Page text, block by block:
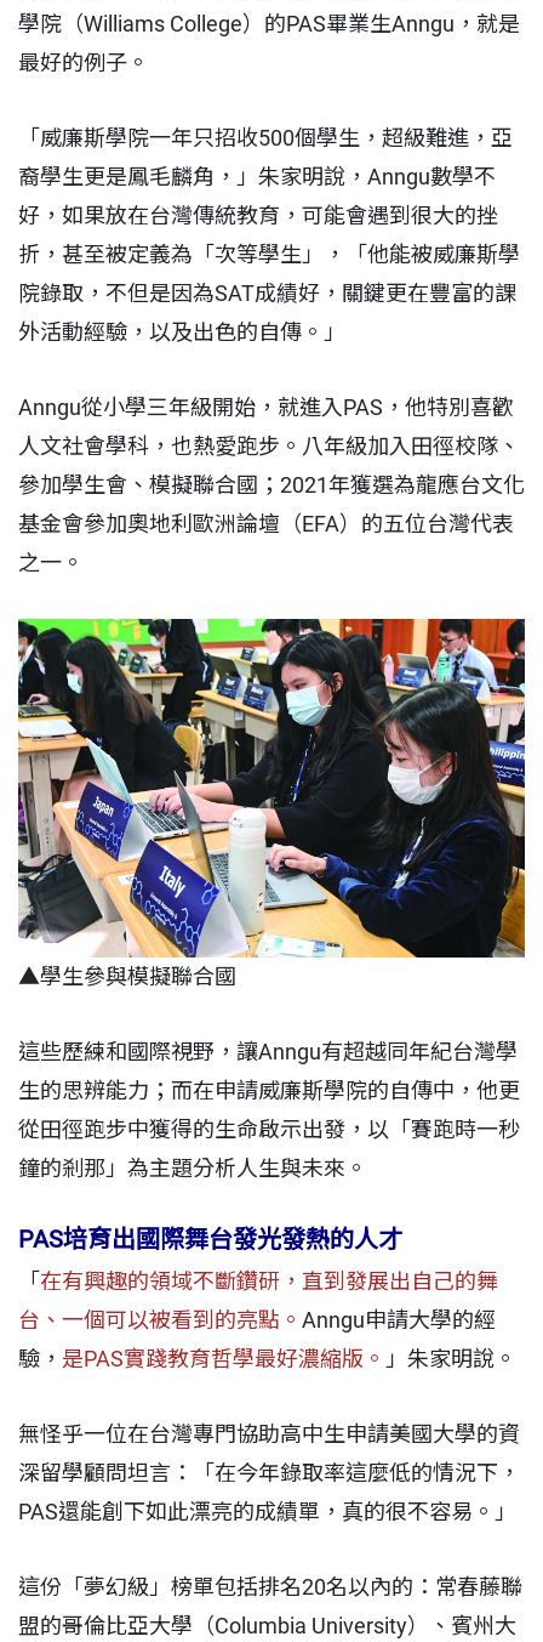
學院（Williams College）的PAS畢業生Anngu，就是
最好的例子。
「威廉斯學院一年只招收500個學生，超級難進，亞
裔學生更是鳳毛麟角，」朱家明說，Anngu數學不
好，如果放在台灣傳統教育，可能會遇到很大的挫
折，甚至被定義為「次等學生」，「他能被威廉斯學
院錄取，不但是因為SAT成績好，關鍵更在豐富的課
外活動經驗，以及出色的自傳。」
Anngu從小學三年級開始，就進入PAS，他特別喜歡
人文社會學科，也熱愛跑步。八年級加入田徑校隊、
參加學生會、模擬聯合國；2021年獲選為龍應台文化
基金會參加奧地利歐洲論壇（EFA）的五位台灣代表
之一。
▲學生參與模擬聯合國
這些歷練和國際視野，讓Anngu有超越同年紀台灣學
生的思辨能力；而在申請威廉斯學院的自傳中，他更
從田徑跑步中獲得的生命啟示出發，以「賽跑時一秒
鐘的剎那」為主題分析人生與未來。
PAS培育出國際舞台發光發熱的人才
「 在有興趣的領域不斷鑽研，直到發展出自己的舞
台、一個可以被看到的亮點。 Anngu申請大學的經
驗， 是PAS實踐教育哲學最好濃縮版。 」朱家明說。
無怪乎一位在台灣專門協助高中生申請美國大學的資
深留學顧問坦言：「在今年錄取率這麼低的情況下，
PAS還能創下如此漂亮的成績單，真的很不容易。」
這份「夢幻級」榜單包括排名20名以內的：常春藤聯
盟的哥倫比亞大學（Columbia University）、賓州大